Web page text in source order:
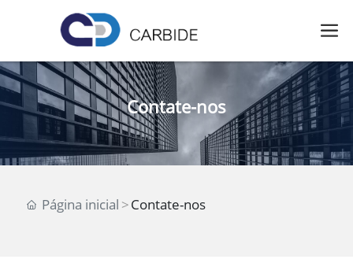
Contate-nos
Página inicial Contate-nos